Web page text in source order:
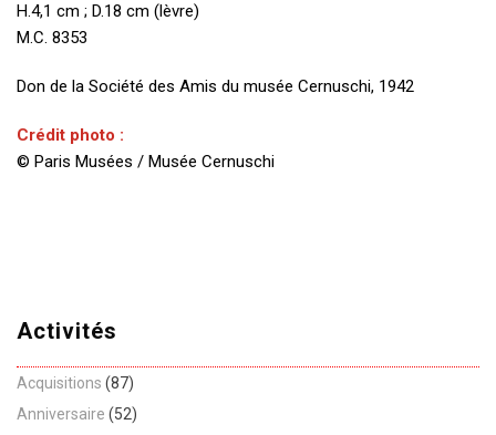
H.4,1 cm ; D.18 cm (lèvre)
M.C. 8353
Don de la Société des Amis du musée Cernuschi, 1942
Crédit photo :
© Paris Musées / Musée Cernuschi
Activités
Acquisitions (87)
Anniversaire (52)